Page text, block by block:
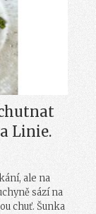
Linie.
ale na
sází na
chuť. Šunka